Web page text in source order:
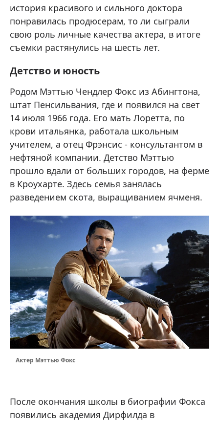
история красивого и сильного доктора
понравилась продюсерам, то ли сыграли
свою роль личные качества актера, в итоге
съемки растянулись на шесть лет.
Детство и юность
Родом Мэттью Чендлер Фокс из Абингтона,
штат Пенсильвания, где и появился на свет
14 июля 1966 года. Его мать Лоретта, по
крови итальянка, работала школьным
учителем, а отец Фрэнсис - консультантом в
нефтяной компании. Детство Мэттью
прошло вдали от больших городов, на ферме
в Кроухарте. Здесь семья занялась
разведением скота, выращиванием ячменя.
Актер Мэттью Фокс
После окончания школы в биографии Фокса
появились академия Дирфилда в